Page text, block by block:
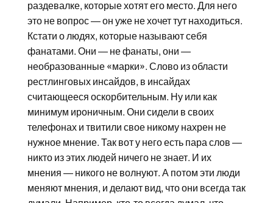
раздевалке, которые хотят его место. Для него
это не вопрос — он уже не хочет тут находиться.
Кстати о людях, которые называют себя
фанатами. Они — не фанаты, они —
необразованные «марки». Слово из области
рестлинговых инсайдов, в инсайдах
считающееся оскорбительным. Ну или как
минимум ироничным. Они сидели в своих
телефонах и твитили свое никому нахрен не
нужное мнение. Так вот у него есть пара слов —
никто из этих людей ничего не знает. И их
мнения — никого не волнуют. А потом эти люди
меняют мнения, и делают вид, что они всегда так